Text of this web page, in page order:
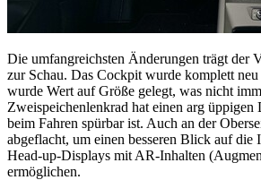
Die umfangreichsten Änderungen trägt der
zur Schau. Das Cockpit wurde komplett
wurde Wert auf Größe gelegt, was nicht
Zweispeichenlenkrad hat einen arg üppigen
beim Fahren spürbar ist. Auch an der
abgeflacht, um einen besseren Blick auf die
Head-up-Displays mit AR-Inhalten
ermöglichen.